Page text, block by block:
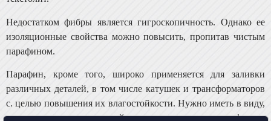
Недостатком фибры является гигроскопичность. Од­нако ее
изоляционные свойства можно повысить, пропи­тав чистым
парафином.
Парафин, кроме того, широко применяется для залив­ки
различных деталей, в том числе катушек и трансфор­маторов
с. целью повышения их влагостойкости. Нужно иметь в виду,
что использовать для этой цели можно лишь парафин, в